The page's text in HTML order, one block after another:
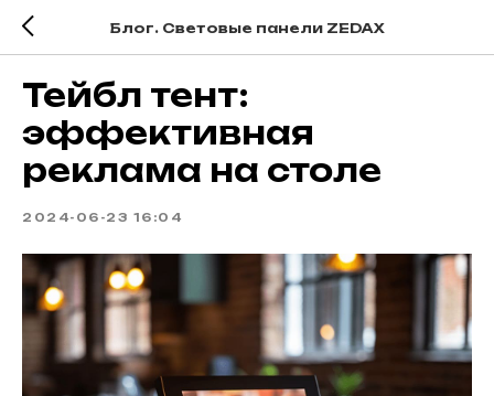
Блог. Световые панели ZEDAX
Тейбл тент:
эффективная
реклама на столе
2024-06-23 16:04